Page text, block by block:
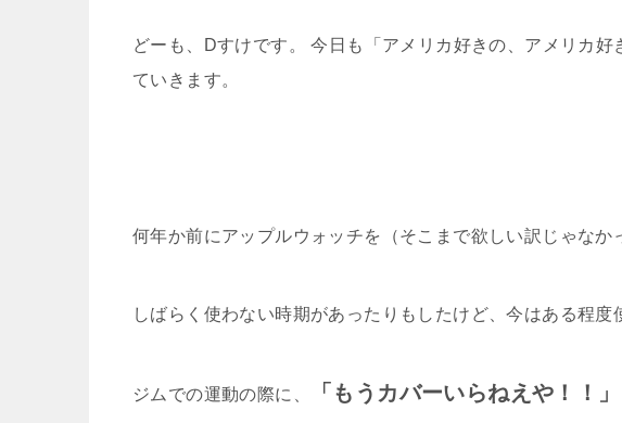
どーも、Dすけです。 今日も「アメリカ好きの、アメリカ
ていきます。
何年か前にアップルウォッチを（そこまで欲しい訳じゃなか
しばらく使わない時期があったりもしたけど、今はある程度
ジムでの運動の際に、 「もうカバーいらねえや！！」